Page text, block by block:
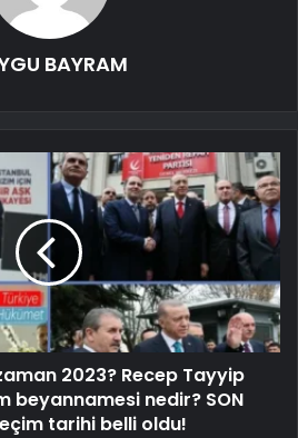
BAYRAM
2023? Recep Tayyip
beyannamesi nedir? SON
tarihi belli oldu!